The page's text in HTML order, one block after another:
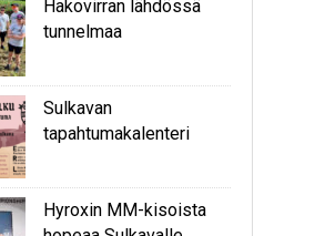
Hakovirran lähdössä
tunnelmaa
Sulkavan
tapahtumakalenteri
Hyroxin MM-kisoista